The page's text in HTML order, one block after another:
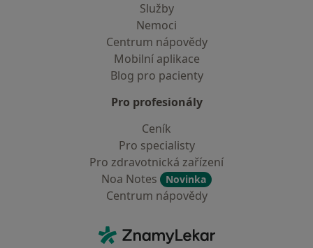
Služby
Nemoci
Centrum nápovědy
Mobilní aplikace
Blog pro pacienty
Pro profesionály
Ceník
Pro specialisty
Pro zdravotnická zařízení
Noa Notes
Novinka
Centrum nápovědy
ZnamyLekar - Hlavní stránka